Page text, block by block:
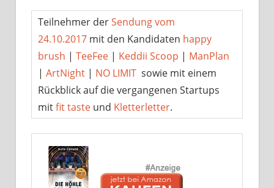
Teilnehmer derSendung vom
24.10.2017mit den Kandidaten happy
brush | TeeFee| Keddii Scoop | ManPlan
| ArtNight| NO LIMITsowie mit einem
Rückblick auf die vergangenen Startups
mitfit tasteund Kletterletter.